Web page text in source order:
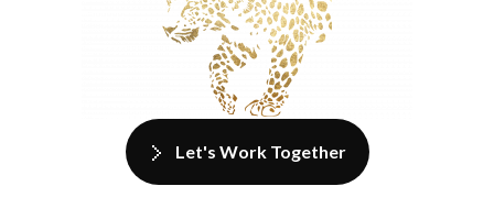
Let's Work Together